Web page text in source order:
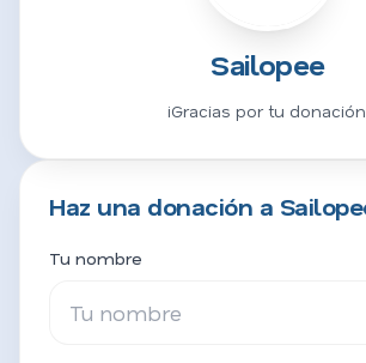
Sailopee
¡Gracias por tu
Haz una donación a
Tu nombre